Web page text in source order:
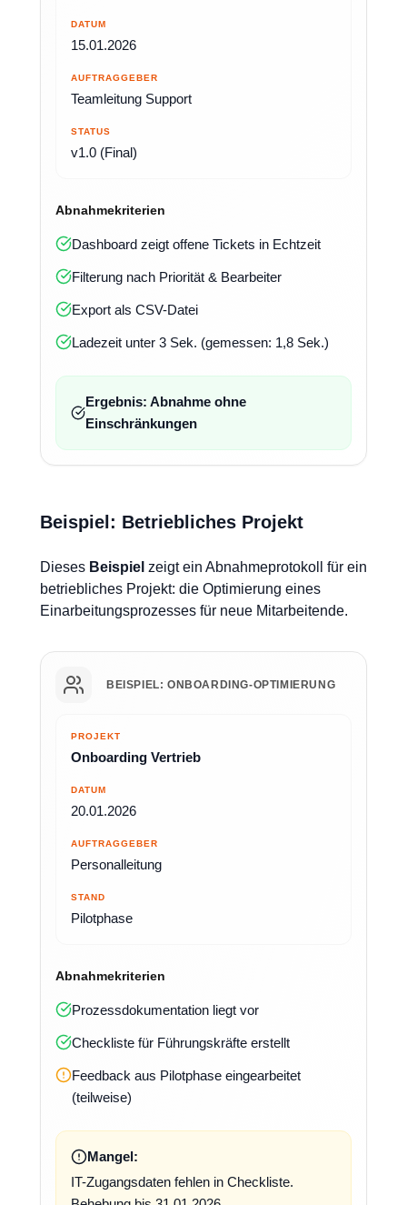
DATUM
15.01.2026
AUFTRAGGEBER
Teamleitung Support
STATUS
v1.0 (Final)
Abnahmekriterien
Dashboard zeigt offene Tickets in Echtzeit
Filterung nach Priorität & Bearbeiter
Export als CSV-Datei
Ladezeit unter 3 Sek. (gemessen: 1,8 Sek.)
Ergebnis: Abnahme ohne
Einschränkungen
Beispiel: Betriebliches Projekt
Dieses Beispiel zeigt ein Abnahmeprotokoll für ein
betriebliches Projekt: die Optimierung eines
Einarbeitungsprozesses für neue Mitarbeitende.
BEISPIEL: ONBOARDING-OPTIMIERUNG
PROJEKT
Onboarding Vertrieb
DATUM
20.01.2026
AUFTRAGGEBER
Personalleitung
STAND
Pilotphase
Abnahmekriterien
Prozessdokumentation liegt vor
Checkliste für Führungskräfte erstellt
Feedback aus Pilotphase eingearbeitet
(teilweise)
Mangel:
IT-Zugangsdaten fehlen in Checkliste.